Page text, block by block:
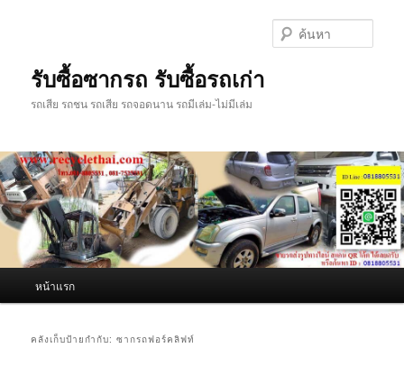
รับซื้อซากรถ รับซื้อรถเก่า
รถเสีย รถชน รถเสีย รถจอดนาน รถมีเล่ม-ไม่มีเล่ม
หน้าแรก
คลังเก็บป้ายกำกับ:ซากรถฟอร์คลิฟท์